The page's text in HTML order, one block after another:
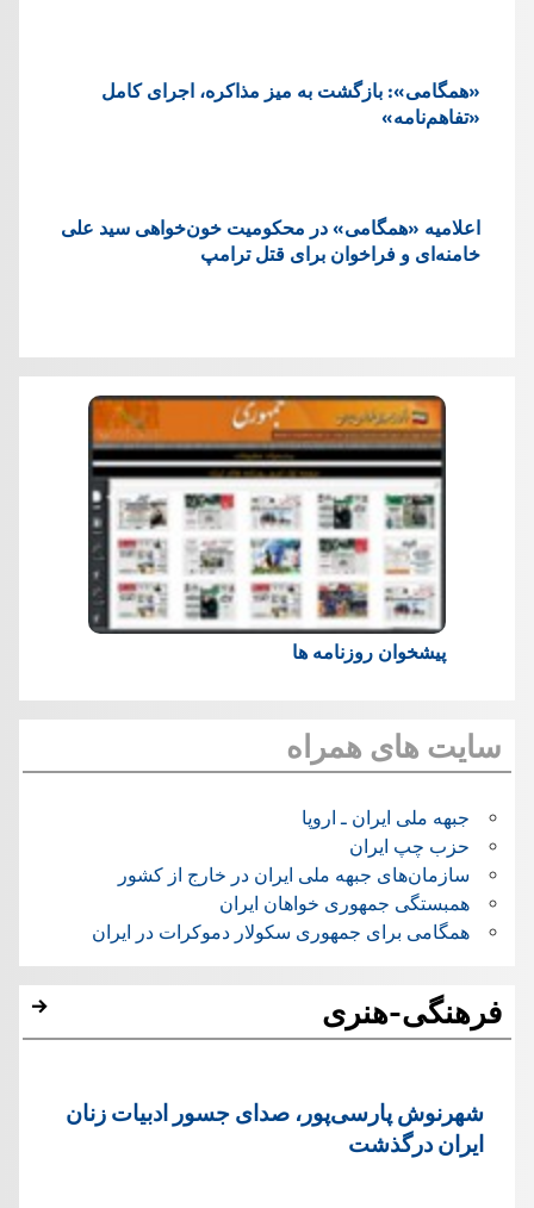
«همگامی»: بازگشت به میز مذاکره، اجرای کامل
«تفاهم‌نامه»
اعلامیه «همگامی» در محکومیت خون‌خواهی سید علی
خامنه‌ای و فراخوان برای قتل ترامپ
پیشخوان روزنامه ها
سایت های همراه
جبهه ملی ایران ـ اروپا
حزب چپ ایران
سازمان‌های جبهه ملی ایران در خارج از کشور
همبستگی جمهوری خواهان ایران
همگامی برای جمهوری سکولار دموکرات در ایران
فرهنگی-هنری
شهرنوش پارسی‌پور، صدای جسور ادبیات زنان
ایران درگذشت